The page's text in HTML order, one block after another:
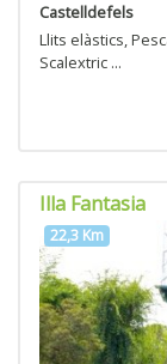
Castelldefels
Llits elàstics,
Scalextric ...
Illa Fantasia
22,3 Km